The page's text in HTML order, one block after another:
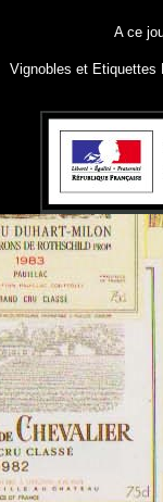
A ce
Vignobles et Etiquettes